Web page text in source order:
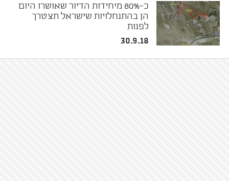
כ-80% מיחידות הדיור שאושרו היום
הן בהתנחלויות שישראל תצטרך
לפנות
30.9.18